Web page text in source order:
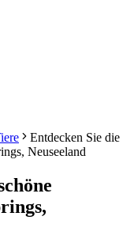
Entdecken Sie die
Neuseeland